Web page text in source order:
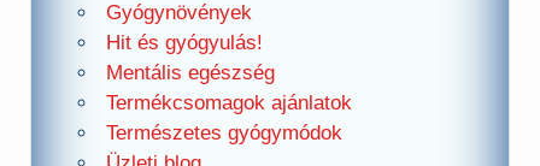
Gyógynövények
Hit és gyógyulás!
Mentális egészség
Termékcsomagok ajánlatok
Természetes gyógymódok